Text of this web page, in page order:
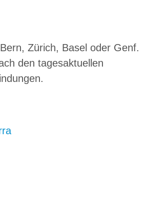
Zürich, Basel oder Genf.
den tagesaktuellen